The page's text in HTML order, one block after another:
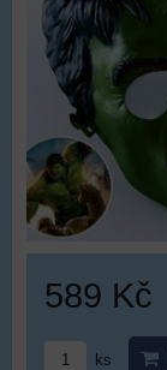
589 Kč
ks